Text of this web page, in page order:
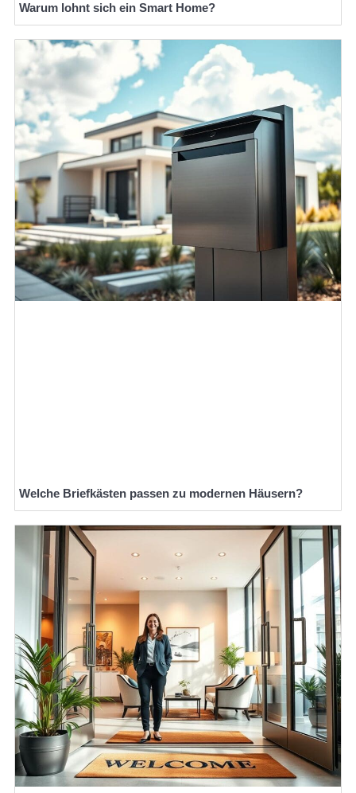
Warum lohnt sich ein Smart Home?
Welche Briefkästen passen zu modernen Häusern?